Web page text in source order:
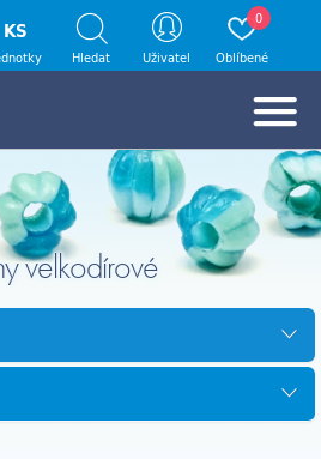
velkodírové
KS
Hledat Uživatel
0
Oblíbené